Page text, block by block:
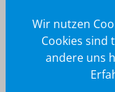
Wir nutzen
Cookies sind
andere uns